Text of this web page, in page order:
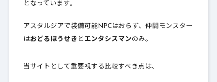
となっています。
アスタルジアで装備可能NPCはおらず、仲間モンスター
はおどるほうせき と エンタシスマンのみ。
当サイトとして重要視する比較すべき点は、